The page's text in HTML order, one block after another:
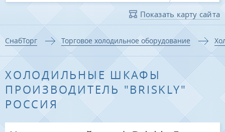
Показать карту сайта
СнабТорг Торговое холодильное оборудование
ХОЛОДИЛЬНЫЕ ШКАФЫ
ПРОИЗВОДИТЕЛЬ "BRISKLY"
РОССИЯ